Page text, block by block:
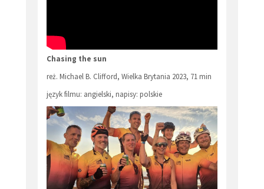
Chasing the sun
reż. Michael B. Clifford, Wielka Brytania 2023, 71 min
język filmu: angielski, napisy: polskie